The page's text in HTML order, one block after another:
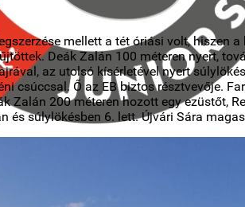
mellett a tét óriási volt, hiszen
Deák Zalán 100 méteren nyert,
az utolsó kísérletével nyert
csúccsal. Ő az EB biztos résztvevője.
Zalán 200 méteren hozott egy ezüstőt,
és súlylökésben 6. lett. Újvári Sára